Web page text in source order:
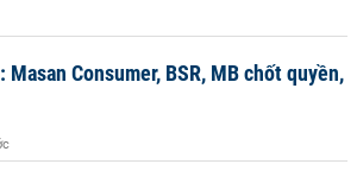
Consumer, BSR, MB chốt quyền,